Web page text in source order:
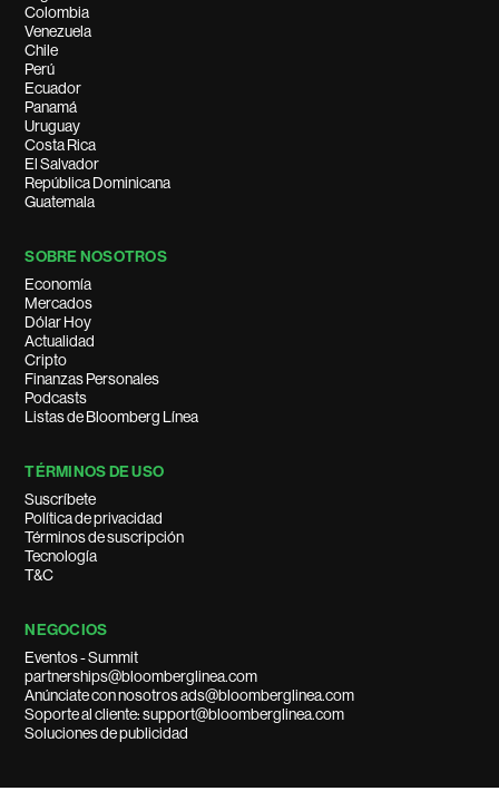
Colombia
Venezuela
Chile
Perú
Ecuador
Panamá
Uruguay
Costa Rica
El Salvador
República Dominicana
Guatemala
SOBRE NOSOTROS
Economía
Mercados
Dólar Hoy
Actualidad
Cripto
Finanzas Personales
Podcasts
Listas de Bloomberg Línea
TÉRMINOS DE USO
Suscríbete
Política de privacidad
Términos de suscripción
Tecnología
T&C
NEGOCIOS
Eventos - Summit
partnerships@bloomberglinea.com
Anúnciate con nosotros ads@bloomberglinea.com
Soporte al cliente: support@bloomberglinea.com
Soluciones de publicidad